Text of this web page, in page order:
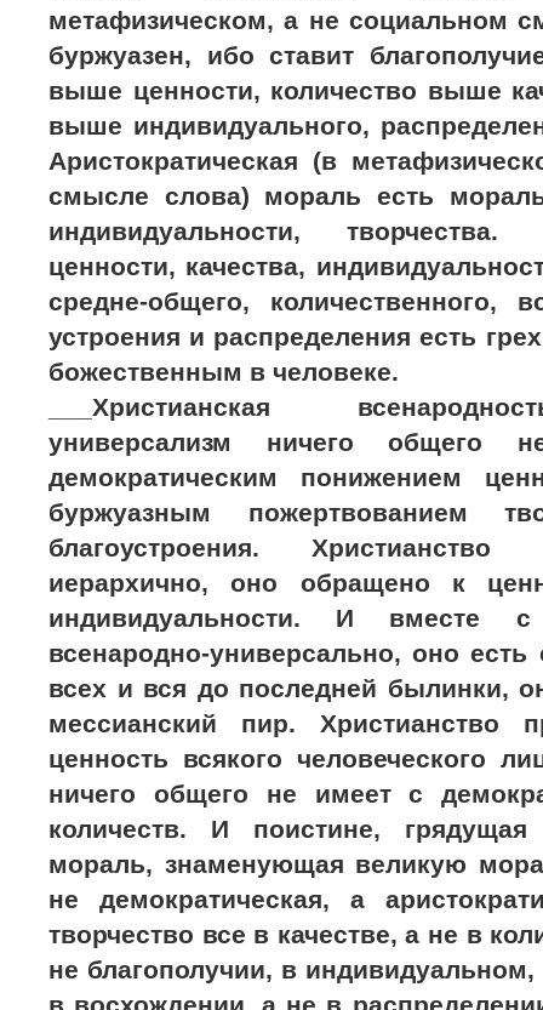
метафизическом, а не социальном
буржуазен, ибо ставит
выше ценности, количество выше
выше индивидуального,
Аристократическая (в
смысле слова) мораль есть мораль
индивидуальности,
ценности, качества,
средне-общего, количественного,
устроения и распределения есть
божественным в человеке.
___Христианская
универсализм ничего
демократическим понижением
буржуазным пожертвованием
благоустроения. Христианство
иерархично, оно обращено к
индивидуальности. И вместе с
всенародно-универсально, оно есть
всех и вся до последней былинки,
мессианский пир. Христианство
ценность всякого человеческого
ничего общего не имеет с
количеств. И поистине,
мораль, знаменующая великую
не демократическая, а
творчество все в качестве, а не в
не благополучии, в